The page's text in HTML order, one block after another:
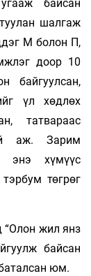
байсан
шалгаж
М болон П,
доор 10
байгуулсан,
үл хөдлөх
татвараас
аж. Зарим
энэ хүмүүс
төгрөг
“Олон жил янз
байсан
юм.